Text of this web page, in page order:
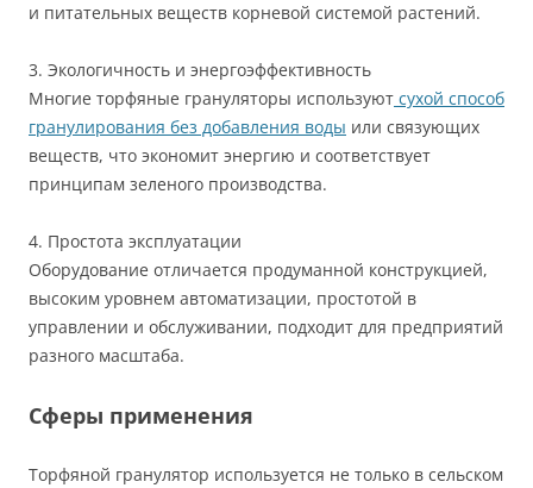
и питательных веществ корневой системой растений.
3. Экологичность и энергоэффективность
Многие торфяные грануляторы используют сухой способ
гранулирования без добавления воды или связующих
веществ, что экономит энергию и соответствует
принципам зеленого производства.
4. Простота эксплуатации
Оборудование отличается продуманной конструкцией,
высоким уровнем автоматизации, простотой в
управлении и обслуживании, подходит для предприятий
разного масштаба.
Сферы применения
Торфяной гранулятор используется не только в сельском